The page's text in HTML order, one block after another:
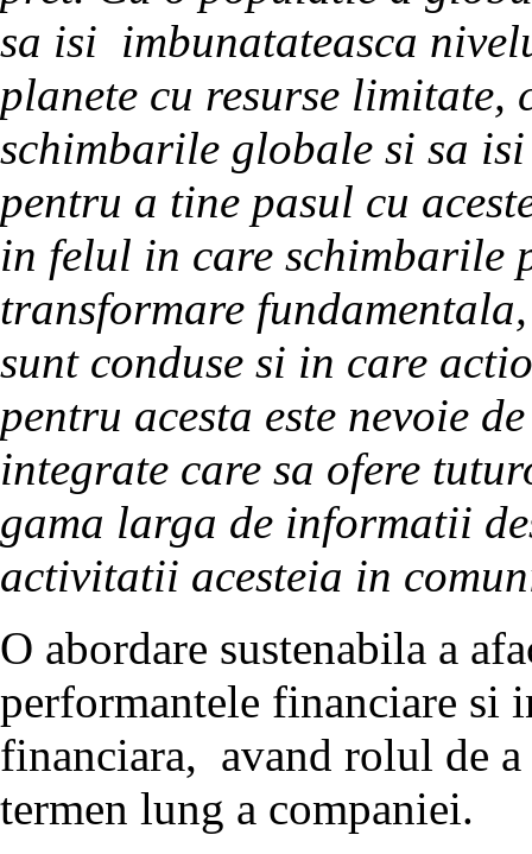
sa isi imbunatateasca
planete cu resurse limitate,
schimbarile globale si sa
pentru a tine pasul cu
in felul in care schimbarile
transformare
sunt conduse si in care
pentru acesta este nevoie
integrate care sa ofere
gama larga de informatii
activitatii acesteia in
O abordare sustenabila a
performantele financiare si
financiara, avand rolul de
termen lung a companiei.